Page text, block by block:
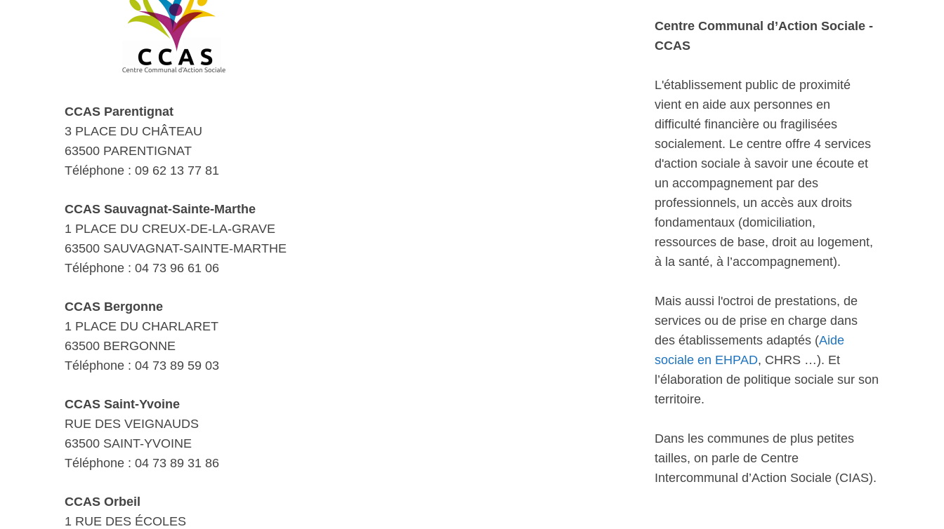
CCAS Parentignat
3 PLACE DU CHÂTEAU
63500 PARENTIGNAT
Téléphone : 09 62 13 77 81
CCAS Sauvagnat-Sainte-Marthe
1 PLACE DU CREUX-DE-LA-GRAVE
63500 SAUVAGNAT-SAINTE-MARTHE
Téléphone : 04 73 96 61 06
CCAS Bergonne
1 PLACE DU CHARLARET
63500 BERGONNE
Téléphone : 04 73 89 59 03
CCAS Saint-Yvoine
RUE DES VEIGNAUDS
63500 SAINT-YVOINE
Téléphone : 04 73 89 31 86
CCAS Orbeil
1 RUE DES ÉCOLES
Centre Communal d’Action Sociale -
CCAS
L'établissement public de proximité
vient en aide aux personnes en
difficulté financière ou fragilisées
socialement. Le centre offre 4 services
d'action sociale à savoir une écoute et
un accompagnement par des
professionnels, un accès aux droits
fondamentaux (domiciliation,
ressources de base, droit au logement,
à la santé, à l’accompagnement).
Mais aussi l'octroi de prestations, de
services ou de prise en charge dans
des établissements adaptés (Aide
sociale en EHPAD, CHRS …). Et
l’élaboration de politique sociale sur son
territoire.
Dans les communes de plus petites
tailles, on parle de Centre
Intercommunal d’Action Sociale (CIAS).